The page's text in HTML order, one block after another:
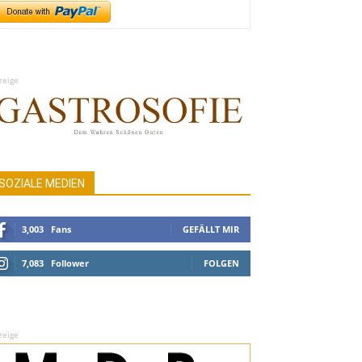
MEDIEN
3,003 Fans GEFÄLLT MIR
7,083 Follower FOLGEN